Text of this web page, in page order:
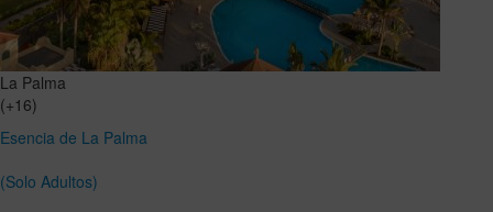
La Palma
(+16)
Esencia de La Palma
(Solo Adultos)